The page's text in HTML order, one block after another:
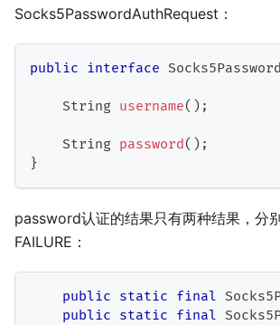
Socks5PasswordAuthRequest：
public interface
String username( ) ;
String password( ) ;
}
password认证的结果只有两种结果，分
FAILURE：
public static final
public static final